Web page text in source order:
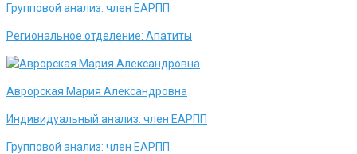
Групповой анализ: член ЕАРПП
Региональное отделение: Апатиты
Аврорская Мария Александровна
Индивидуальный анализ: член ЕАРПП
Групповой анализ: член ЕАРПП